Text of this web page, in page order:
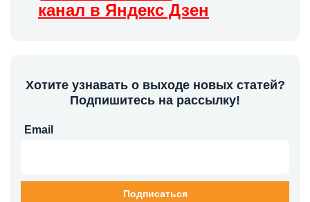
канал в Яндекс Дзен
Хотите узнавать о выходе новых статей?
Подпишитесь на рассылку!
Email